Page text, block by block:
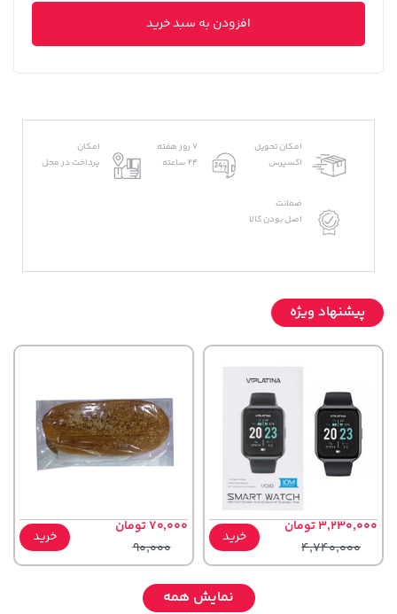
افزودن به سبد خرید
امکان تحویل
اکسپرس
7 روز هفته
24 ساعته
امکان
پرداخت در محل
ضمانت
اصل بودن کالا
پیشنهاد ویژه
3,230,000 تومان
4,740,000
خرید
70,000 تومان
90,000
خرید
نمایش همه